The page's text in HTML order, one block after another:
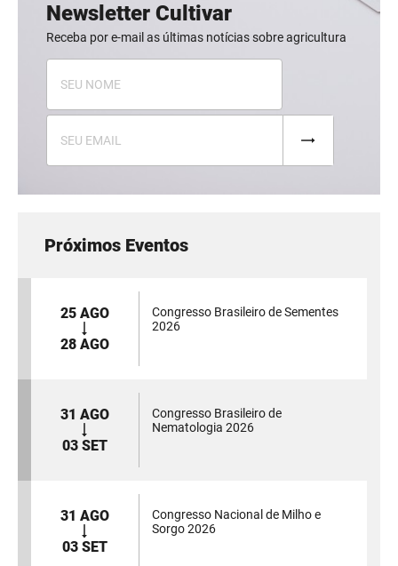
Newsletter Cultivar
Receba por e-mail as últimas notícias sobre agricultura
Próximos Eventos
25 AGO
28 AGO
Congresso Brasileiro de Sementes
2026
31 AGO
03 SET
Congresso Brasileiro de
Nematologia 2026
31 AGO
03 SET
Congresso Nacional de Milho e
Sorgo 2026